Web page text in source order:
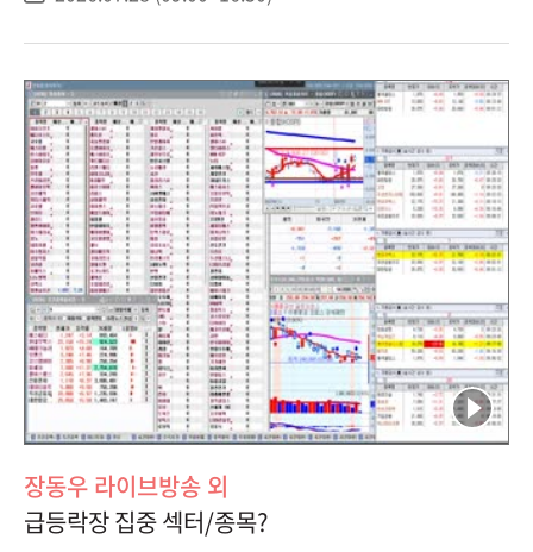
장동우 라이브방송 외
급등락장 집중 섹터/종목?